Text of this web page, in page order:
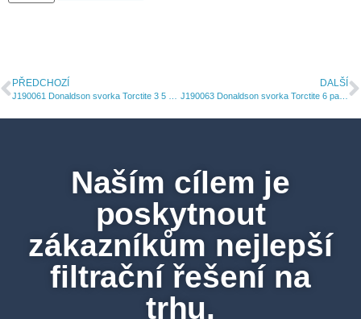
PŘEDCHOZÍ DALŠÍ
J190063 Donaldson svorka Torctite 6 palce 152 mm nerezová ocel
Naším cílem je
poskytnout
zákazníkům nejlepší
filtrační řešení na
trhu.